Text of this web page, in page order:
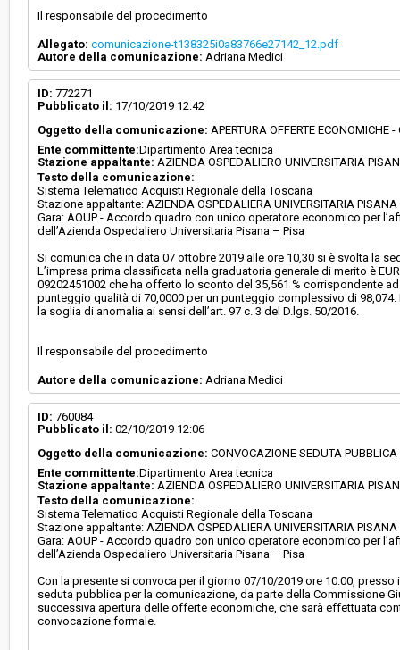
Il responsabile del procedimento
Allegato: comunicazione-t138325i0a83766e27142_12.pdf
Autore della comunicazione: Adriana Medici
ID: 772271
Pubblicato il: 17/10/2019 12:42
Oggetto della comunicazione: APERTURA OFFERTE
Ente committente:Dipartimento Area tecnica
Stazione appaltante: AZIENDA OSPEDALIERO UNIVERSITARIA
Testo della comunicazione:
Sistema Telematico Acquisti Regionale della Toscana
Stazione appaltante: AZIENDA OSPEDALIERA UNIVERSITARIA
Gara: AOUP - Accordo quadro con unico operatore economico per
dell’Azienda Ospedaliero Universitaria Pisana – Pisa
Si comunica che in data 07 ottobre 2019 alle ore 10,30 si è svolta la
L’impresa prima classificata nella graduatoria generale di merito è
09202451002 che ha offerto lo sconto del 35,561 % corrispondente
punteggio qualità di 70,0000 per un punteggio complessivo di
la soglia di anomalia ai sensi dell’art. 97 c. 3 del D.lgs. 50/2016.
Il responsabile del procedimento
Autore della comunicazione: Adriana Medici
ID: 760084
Pubblicato il: 02/10/2019 12:06
Oggetto della comunicazione: CONVOCAZIONE SEDUTA
Ente committente:Dipartimento Area tecnica
Stazione appaltante: AZIENDA OSPEDALIERO UNIVERSITARIA
Testo della comunicazione:
Sistema Telematico Acquisti Regionale della Toscana
Stazione appaltante: AZIENDA OSPEDALIERA UNIVERSITARIA
Gara: AOUP - Accordo quadro con unico operatore economico per
dell’Azienda Ospedaliero Universitaria Pisana – Pisa
Con la presente si convoca per il giorno 07/10/2019 ore 10:00,
seduta pubblica per la comunicazione, da parte della Commissione
successiva apertura delle offerte economiche, che sarà effettuata
convocazione formale.